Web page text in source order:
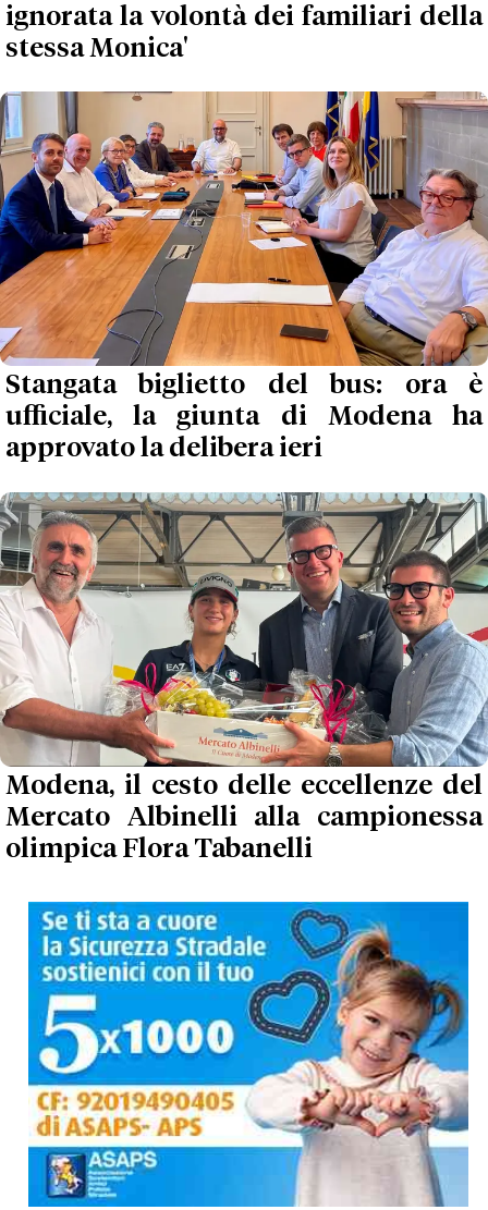
ignorata la volontà dei familiari della
stessa Monica'
Stangata biglietto del bus: ora è
ufficiale, la giunta di Modena ha
approvato la delibera ieri
Modena, il cesto delle eccellenze del
Mercato Albinelli alla campionessa
olimpica Flora Tabanelli